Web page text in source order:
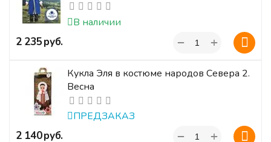
В наличии
‍2 235‍руб. +
−
Кукла Эля в костюме народов Севера 2.
Весна
ПРЕДЗАКАЗ
‍2 140‍руб. +
−